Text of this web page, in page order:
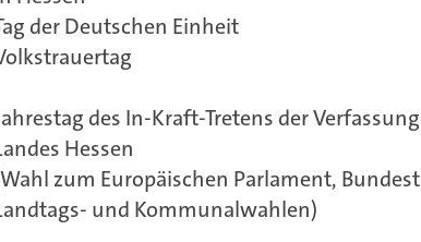
der Deutschen Einheit
des In-Kraft-Tretens der
Hessen
zum Europäischen Parlament,
und Kommunalwahlen)